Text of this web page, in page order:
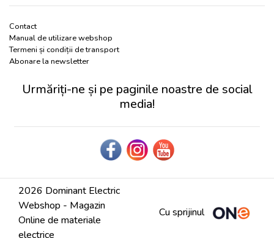
Contact
Manual de utilizare webshop
Termeni și condiții de transport
Abonare la newsletter
Urmăriți-ne și pe paginile noastre de social
media!
2026 Dominant Electric
Webshop - Magazin
Online de materiale
electrice
Cu sprijinul